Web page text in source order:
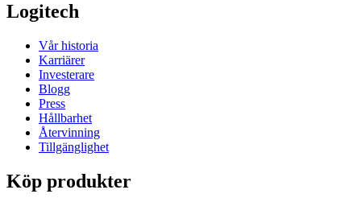
Logitech
Vår historia
Karriärer
Investerare
Blogg
Press
Hållbarhet
Återvinning
Tillgänglighet
Köp produkter